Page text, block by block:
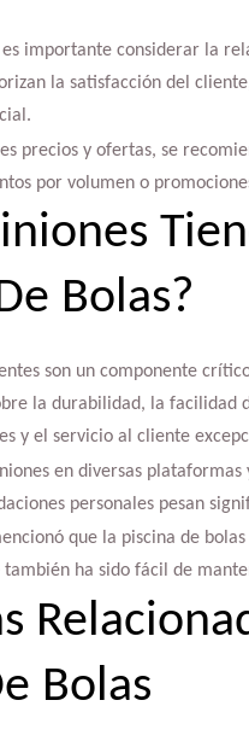
importante considerar la
la satisfacción del
precios y ofertas, se
por volumen o
Bolas?
son un componente
la durabilidad, la facilidad
y el servicio al cliente
en diversas
personales pesan
que la piscina de
también ha sido fácil de
Bolas